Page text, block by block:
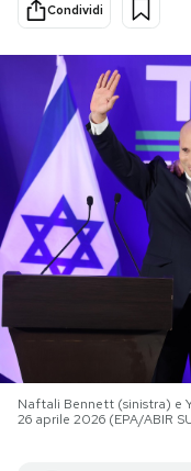
Cultura
Sport
PODCAST
NEWSLETTER
SHOP
Condividi
Naftali Bennett (sinistra) e
26 aprile 2026 (EPA/ABIR